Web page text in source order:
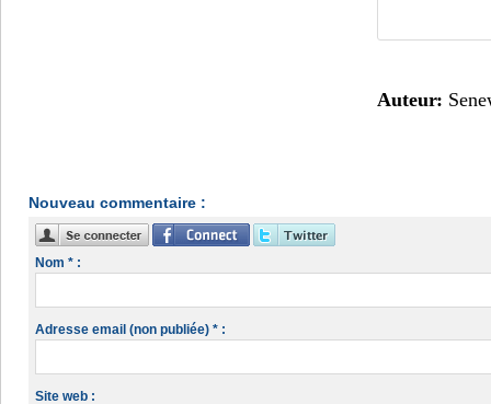
Auteur:
Nouveau commentaire :
Nom * :
Adresse email (non publiée) * :
Site web :